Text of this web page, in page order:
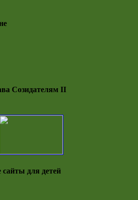
Созидателям II
для детей